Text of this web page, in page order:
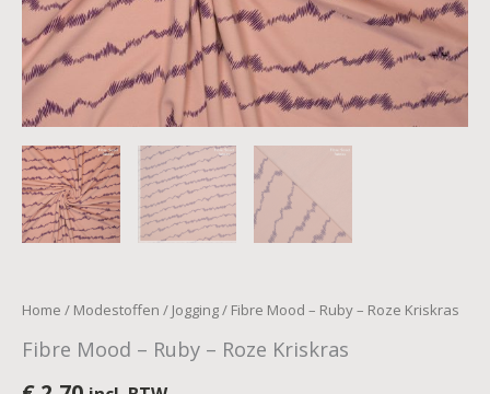
Home / Modestoffen / Jogging/ Fibre Mood – Ruby – Roze Kriskras
Fibre Mood – Ruby – Roze Kriskras